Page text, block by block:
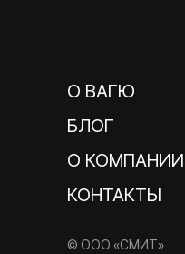
© ООО «СМИТ»
О КОМПАНИИ
КОНТАКТЫ
О ВАГЮ
БЛОГ